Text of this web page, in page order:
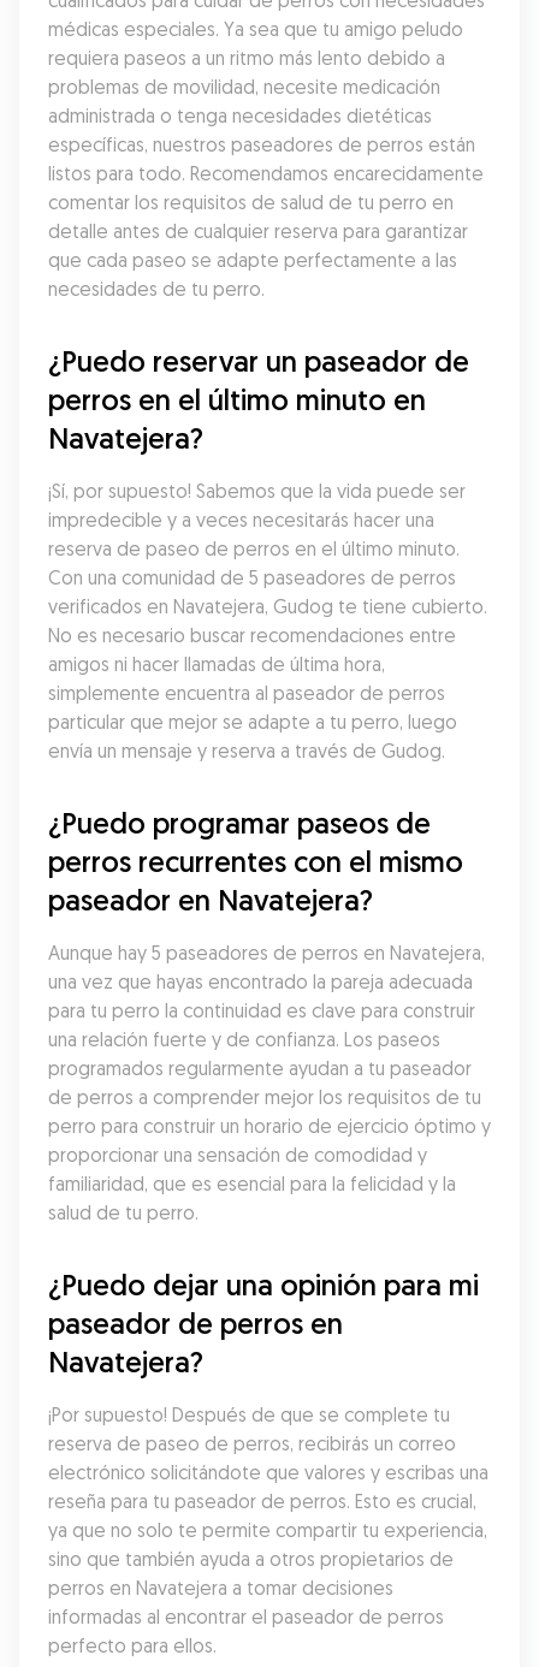
médicas especiales. Ya sea que tu amigo peludo
requiera paseos a un ritmo más lento debido a
problemas de movilidad, necesite medicación
administrada o tenga necesidades dietéticas
específicas, nuestros paseadores de perros están
listos para todo. Recomendamos encarecidamente
comentar los requisitos de salud de tu perro en
detalle antes de cualquier reserva para garantizar
que cada paseo se adapte perfectamente a las
necesidades de tu perro.
¿Puedo reservar un paseador de
perros en el último minuto en
Navatejera?
¡Sí, por supuesto! Sabemos que la vida puede ser
impredecible y a veces necesitarás hacer una
reserva de paseo de perros en el último minuto.
Con una comunidad de 5 paseadores de perros
verificados en Navatejera, Gudog te tiene cubierto.
No es necesario buscar recomendaciones entre
amigos ni hacer llamadas de última hora,
simplemente encuentra al paseador de perros
particular que mejor se adapte a tu perro, luego
envía un mensaje y reserva a través de Gudog.
¿Puedo programar paseos de
perros recurrentes con el mismo
paseador en Navatejera?
Aunque hay 5 paseadores de perros en Navatejera,
una vez que hayas encontrado la pareja adecuada
para tu perro la continuidad es clave para construir
una relación fuerte y de confianza. Los paseos
programados regularmente ayudan a tu paseador
de perros a comprender mejor los requisitos de tu
perro para construir un horario de ejercicio óptimo y
proporcionar una sensación de comodidad y
familiaridad, que es esencial para la felicidad y la
salud de tu perro.
¿Puedo dejar una opinión para mi
paseador de perros en
Navatejera?
¡Por supuesto! Después de que se complete tu
reserva de paseo de perros, recibirás un correo
electrónico solicitándote que valores y escribas una
reseña para tu paseador de perros. Esto es crucial,
ya que no solo te permite compartir tu experiencia,
sino que también ayuda a otros propietarios de
perros en Navatejera a tomar decisiones
informadas al encontrar el paseador de perros
perfecto para ellos.